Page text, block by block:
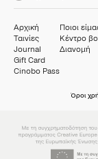
Αρχική
Ταινίες
Journal
Gift Card
Cinobo Pass
Ποιοι
Κέντρο
Διανομή
Όροι